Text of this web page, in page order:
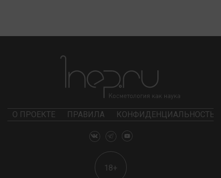
О ПРОЕКТЕ ПРАВИЛА КОНФИДЕНЦИАЛЬНОСТЬ
18+